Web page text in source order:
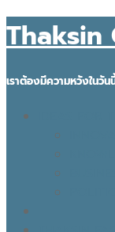
Thaksin
เราต้องมีความหวังในวั